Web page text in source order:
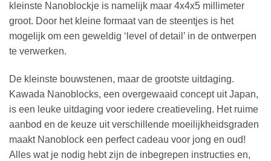
kleinste Nanoblockje is namelijk maar 4x4x5 millimeter
groot. Door het kleine formaat van de steentjes is het
mogelijk om een geweldig ‘level of detail’ in de ontwerpen
te verwerken.
De kleinste bouwstenen, maar de grootste uitdaging.
Kawada Nanoblocks, een overgewaaid concept uit Japan,
is een leuke uitdaging voor iedere creatieveling. Het ruime
aanbod en de keuze uit verschillende moeilijkheidsgraden
maakt Nanoblock een perfect cadeau voor jong en oud!
Alles wat je nodig hebt zijn de inbegrepen instructies en,